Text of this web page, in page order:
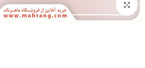
بزرگنمایی تصویر